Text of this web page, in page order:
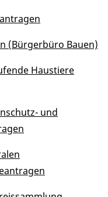
(Bürgerbüro Bauen)
Haustiere
und